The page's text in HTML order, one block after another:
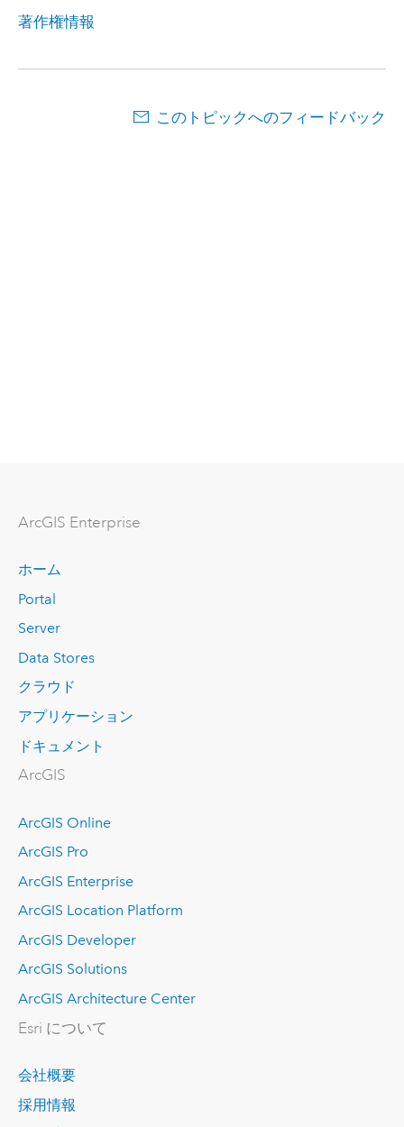
著作権情報
このトピックへのフィードバック
ArcGIS Enterprise
ホーム
Portal
Server
Data Stores
クラウド
アプリケーション
ドキュメント
ArcGIS
ArcGIS Online
ArcGIS Pro
ArcGIS Enterprise
ArcGIS Location Platform
ArcGIS Developer
ArcGIS Solutions
ArcGIS Architecture Center
Esri について
会社概要
採用情報